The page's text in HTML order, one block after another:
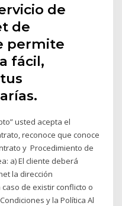
de
de
permite
fácil,
usted acepta el
reconoce que conoce
y Procedimiento de
a) El cliente deberá
la dirección
de existir conflicto o
y la Política Al